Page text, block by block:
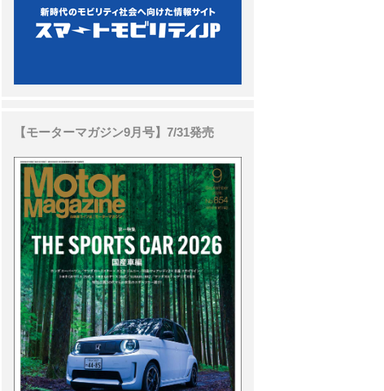
【モーターマガジン9月号】7/31発売